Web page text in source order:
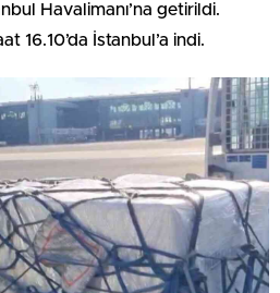
Havalimanı’na getirildi.
16.10’da İstanbul’a indi.